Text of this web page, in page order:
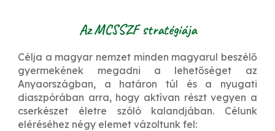
Az MCSSZF stratégiája
Célja a magyar nemzet minden magyarul beszélő
gyermekének megadni a lehetőséget az
Anyaországban, a határon túl és a nyugati
diaszpórában arra, hogy aktívan részt vegyen a
cserkészet életre szóló kalandjában. Célunk
eléréséhez négy elemet vázoltunk fel: